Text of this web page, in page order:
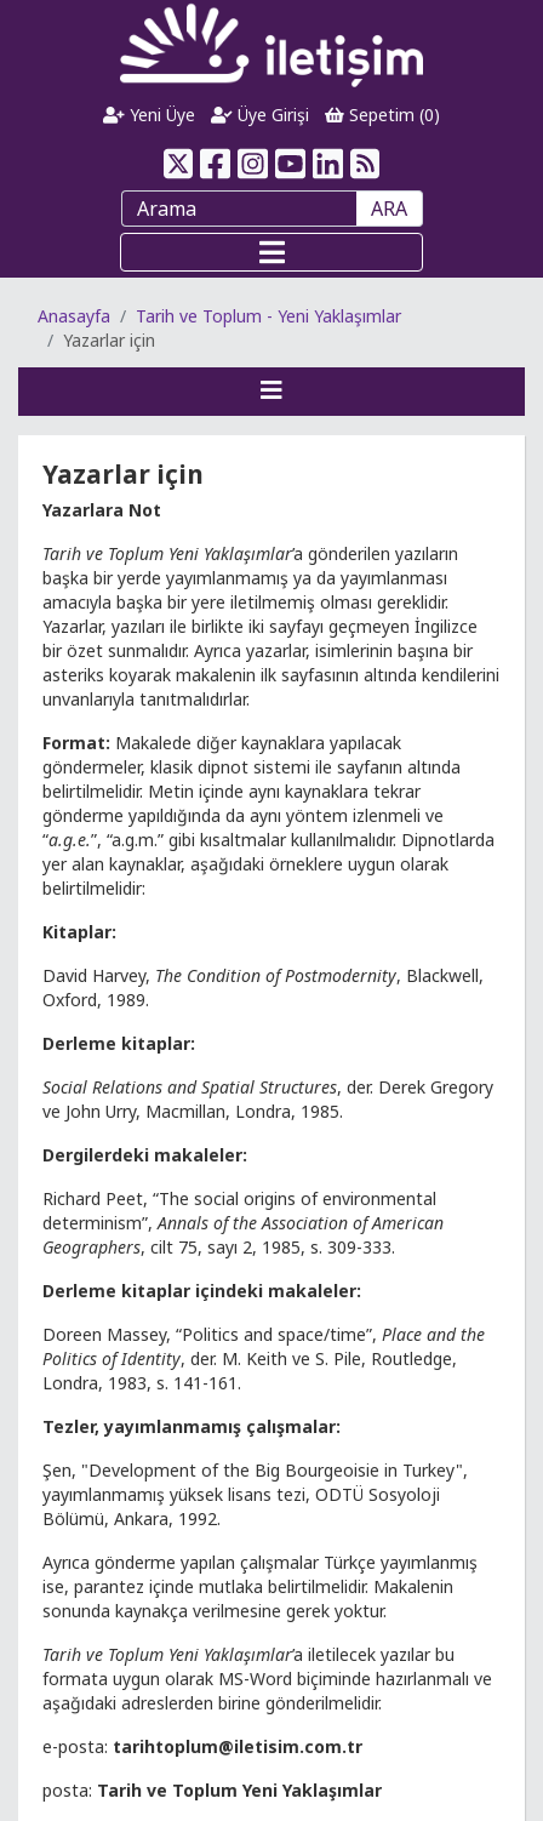
Yeni Üye Üye Girişi Sepetim (0)
ARA
Anasayfa
Tarih ve Toplum - Yeni Yaklaşımlar
Yazarlar için
Yazarlar için
Yazarlara Not
Tarih ve Toplum Yeni Yaklaşımlar’a gönderilen yazıların
başka bir yerde yayımlanmamış ya da yayımlanması
amacıyla başka bir yere iletilmemiş olması gereklidir.
Yazarlar, yazıları ile birlikte iki sayfayı geçmeyen İngilizce
bir özet sunmalıdır. Ayrıca yazarlar, isimlerinin başına bir
asteriks koyarak makalenin ilk sayfasının altında kendilerini
unvanlarıyla tanıtmalıdırlar.
Format: Makalede diğer kaynaklara yapılacak
göndermeler, klasik dipnot sistemi ile sayfanın altında
belirtilmelidir. Metin içinde aynı kaynaklara tekrar
gönderme yapıldığında da aynı yöntem izlenmeli ve
“a.g.e.”, “a.g.m.” gibi kısaltmalar kullanılmalıdır. Dipnotlarda
yer alan kaynaklar, aşağıdaki örneklere uygun olarak
belirtilmelidir:
Kitaplar:
David Harvey, The Condition of Postmodernity, Blackwell,
Oxford, 1989.
Derleme kitaplar:
Social Relations and Spatial Structures, der. Derek Gregory
ve John Urry, Macmillan, Londra, 1985.
Dergilerdeki makaleler:
Richard Peet, “The social origins of environmental
determinism”,Annals of the Association of American
Geographers, cilt 75, sayı 2, 1985, s. 309-333.
Derleme kitaplar içindeki makaleler:
Doreen Massey, “Politics and space/time”, Place and the
Politics of Identity, der. M. Keith ve S. Pile, Routledge,
Londra, 1983, s. 141-161.
Tezler, yayımlanmamış çalışmalar:
Şen, "Development of the Big Bourgeoisie in Turkey",
yayımlanmamış yüksek lisans tezi, ODTÜ Sosyoloji
Bölümü, Ankara, 1992.
Ayrıca gönderme yapılan çalışmalar Türkçe yayımlanmış
ise, parantez içinde mutlaka belirtilmelidir. Makalenin
sonunda kaynakça verilmesine gerek yoktur.
Tarih ve Toplum Yeni Yaklaşımlar’a iletilecek yazılar bu
formata uygun olarak MS-Word biçiminde hazırlanmalı ve
aşağıdaki adreslerden birine gönderilmelidir.
e-posta: tarihtoplum@iletisim.com.tr
posta: Tarih ve Toplum Yeni Yaklaşımlar